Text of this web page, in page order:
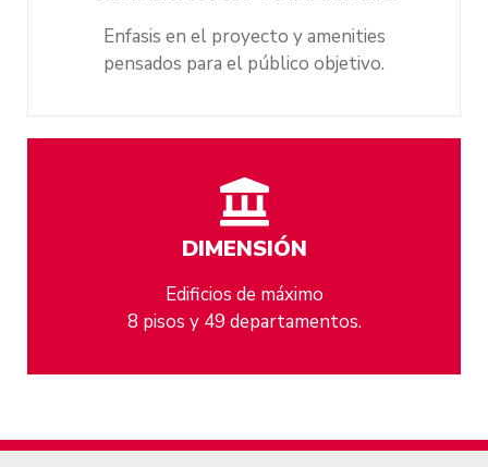
Enfasis en el proyecto y amenities
pensados para el público objetivo.
DIMENSIÓN
Edificios de máximo
8 pisos y 49 departamentos.